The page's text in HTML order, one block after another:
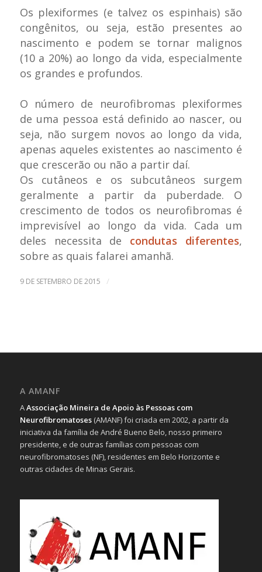
Os plexiformes (e talvez os espinhais) são
congênitos, ou seja, estão presentes ao
nascimento e podem se tornar malignos
(10 a 20%) ao longo da vida, especialmente
os grandes e profundos.
O número de neurofibromas plexiformes
de uma pessoa está definido ao nascer, ou
seja, não surgem novos ao longo da vida,
apenas aqueles existentes ao nascimento é
que crescerão ou não a partir daí.
Os cutâneos e os subcutâneos surgem
geralmente a partir da puberdade. O
crescimento de todos os neurofibromas é
imprevisível ao longo da vida. Cada um
deles necessita de condutas diferentes,
sobre as quais falarei amanhã.
9 DE SETEMBRO DE 2015 /
A AMANF
AAssociação Mineira de Apoio às Pessoas com
Neurofibromatoses(AMANF) foi criada em 2002, a partir da
iniciativa da família de André Bueno Belo, nosso primeiro
presidente, e de outras famílias com pessoas com
neurofibromatoses (NF), residentes em Belo Horizonte e
outras cidades de Minas Gerais.